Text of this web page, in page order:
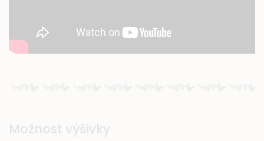
Možnost výšivky